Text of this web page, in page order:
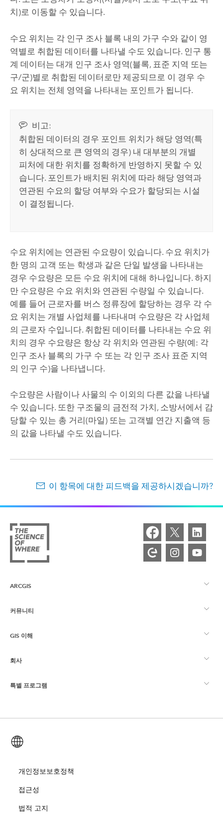
치)로 이동할 수 있습니다.
수요 위치는 각 인구 조사 블록 내의 가구 수와 같이 영
역별로 취합된 데이터를 나타낼 수도 있습니다. 인구 통
계 데이터는 대개 인구 조사 영역(블록, 표준 지역 또는
구/군)별로 취합된 데이터로만 제공되므로 이 경우 수
요 위치는 전체 영역을 나타내는 포인트가 됩니다.
비고:
취합된 데이터의 경우 포인트 위치가 해당 영역(특
히 상대적으로 큰 영역의 경우) 내 대부분의 개별
피처에 대한 위치를 정확하게 반영하지 못할 수 있
습니다. 포인트가 배치된 위치에 따라 해당 영역과
연관된 수요의 할당 여부와 수요가 할당되는 시설
이 결정됩니다.
수요 위치에는 연관된 수요량이 있습니다. 수요 위치가
한 명의 고객 또는 학생과 같은 단일 발생을 나타내는
경우 수요량은 모든 수요 위치에 대해 하나입니다. 하지
만 수요량은 수요 위치와 연관된 수량일 수 있습니다.
예를 들어 근로자를 버스 정류장에 할당하는 경우 각 수
요 위치는 개별 사업체를 나타내며 수요량은 각 사업체
의 근로자 수입니다. 취합된 데이터를 나타내는 수요 위
치의 경우 수요량은 항상 각 위치와 연관된 수량(예: 각
인구 조사 블록의 가구 수 또는 각 인구 조사 표준 지역
의 인구 수)을 나타냅니다.
수요량은 사람이나 사물의 수 이외의 다른 값을 나타낼
수 있습니다. 또한 구조물의 금전적 가치, 소방서에서 감
당할 수 있는 총 거리(마일) 또는 고객별 연간 지출액 등
의 값을 나타낼 수도 있습니다.
이 항목에 대한 피드백을 제공하시겠습니까?
ARCGIS
ArcGIS Overview
Esri 스토어
커뮤니티
Esri 커뮤니티
ArcGIS Blog
Esri Young Professionals Network
이벤트
GIS 이해
GIS란?
로케이션 인텔리전스
교육
ArcUser
ArcNews
회사
Esri 정보
채용
오픈 비전
특별 프로그램
ArcGIS for Student Use
보존
재난 대응
개인정보보호정책
접근성
법적 고지